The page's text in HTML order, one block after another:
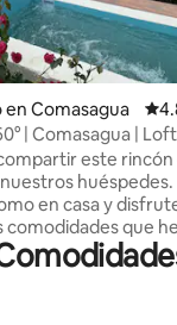
Comasagua
| Comasagua |
este rincón
huéspedes.
en casa y
comodidades que
que tengan una
El estacionamiento